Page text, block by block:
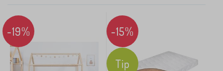
Categoria
›
b
108
-19% -15%
Tip